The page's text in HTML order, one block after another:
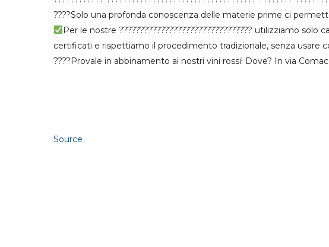
????Solo una profonda conoscenza delle materie prime ci permette
Per le nostre ???????????????????????????????? utilizziamo
certificati e rispettiamo il procedimento tradizionale, senza usare
????Provale in abbinamento ai nostri vini rossi! Dove? In via
Source